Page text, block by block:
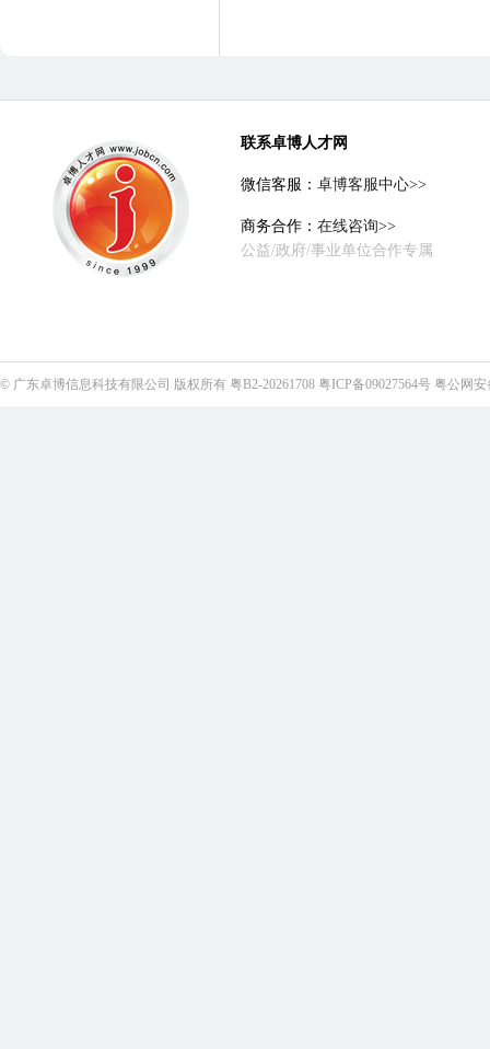
联系卓博人才网
微信客服： 卓博客服中心>>
商务合作： 在线咨询>>
公益/政府/事业单位合作专属
© 广东卓博信息科技有限公司 版权所有 粤B2-20261708 粤ICP备09027564号 粤公网安